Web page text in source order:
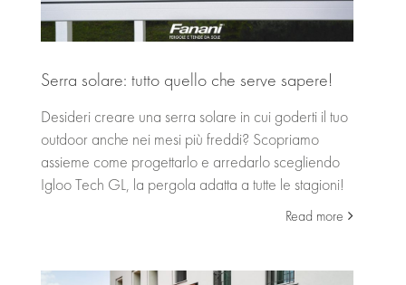
PERGOLA E PERGOLATO
BONUS FISCALI
PUNTI VENDITA
AREA DOWNLOAD
Serra solare: tutto quello che serve sapere!
Desideri creare una serra solare in cui goderti il tuo
outdoor anche nei mesi più freddi? Scopriamo
assieme come progettarlo e arredarlo scegliendo
Igloo Tech GL, la pergola adatta a tutte le stagioni!
Read more